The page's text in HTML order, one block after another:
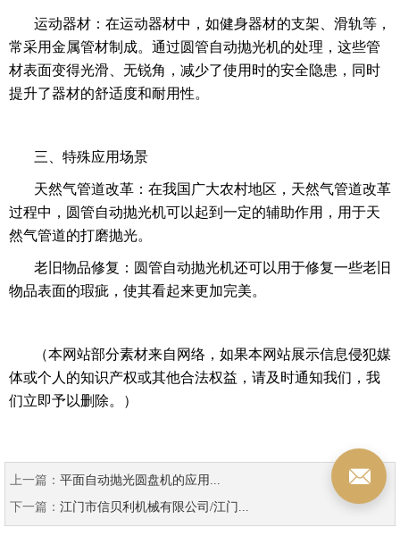
运动器材：在运动器材中，如健身器材的支架、滑轨等，
常采用金属管材制成。通过圆管自动抛光机的处理，这些管
材表面变得光滑、无锐角，减少了使用时的安全隐患，同时
提升了器材的舒适度和耐用性。
三、特殊应用场景
天然气管道改革：在我国广大农村地区，天然气管道改革
过程中，圆管自动抛光机可以起到一定的辅助作用，用于天
然气管道的打磨抛光。
老旧物品修复：圆管自动抛光机还可以用于修复一些老旧
物品表面的瑕疵，使其看起来更加完美。
（本网站部分素材来自网络，如果本网站展示信息侵犯媒
体或个人的知识产权或其他合法权益，请及时通知我们，我
们立即予以删除。）
上一篇： 平面自动抛光圆盘机的应用...
下一篇： 江门市信贝利机械有限公司/江门...